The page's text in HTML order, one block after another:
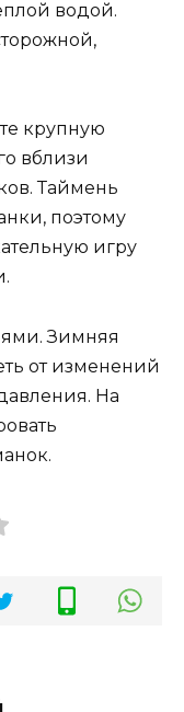
водой.
крупную
вблизи
Таймень
поэтому
игру
Зимняя
от изменений
На